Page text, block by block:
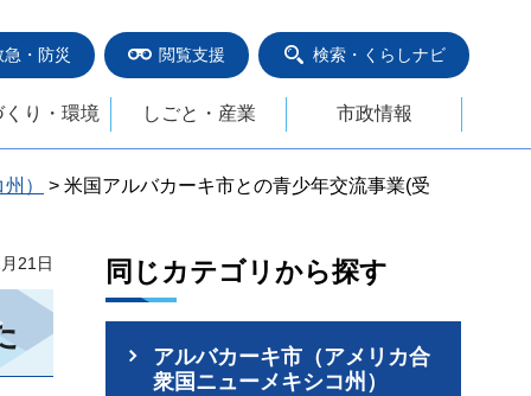
急・防災 閲覧支援 検索・くらしナビ
くり・環境 しごと・産業 市政情報
） > 米国アルバカーキ市との青少年交流事業(受
21日 同じカテゴリから探す
アルバカーキ市（アメリカ合
衆国ニューメキシコ州）